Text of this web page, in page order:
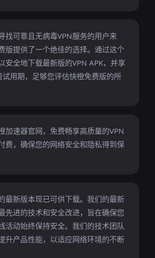
找可靠且无病毒VPN服务的用户来
版提供了一个绝佳的选择。通过这个
安全地下载最新版的VPN APK，并享
试用期，足够您评估快橙免费版的所
加速器官网，免费畅享高质量的VPN
费，确保您的网络安全和隐私得到保
最新版本现已可供下载。我们的最新
先进的技术和安全改进，旨在确保您
活动始终保持安全。我们的技术团队
升产品性能，以适应网络环境的不断